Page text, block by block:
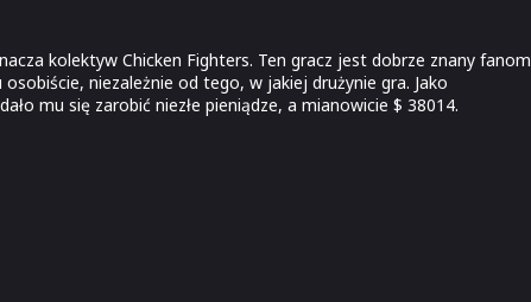
kolektyw Chicken Fighters. Ten gracz jest dobrze znany fanom
niezależnie od tego, w jakiej drużynie gra. Jako
mu się zarobić niezłe pieniądze, a mianowicie $ 38014.